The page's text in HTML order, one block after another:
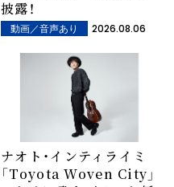
披露！
動画／音声あり 2026.08.06
ナオト・インティライミ
「Toyota Woven City」